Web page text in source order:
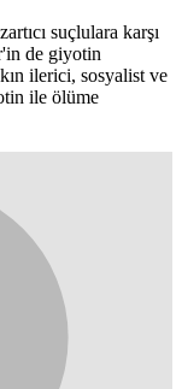
suçlulara karşı
de giyotin
ilerici, sosyalist ve
ile ölüme